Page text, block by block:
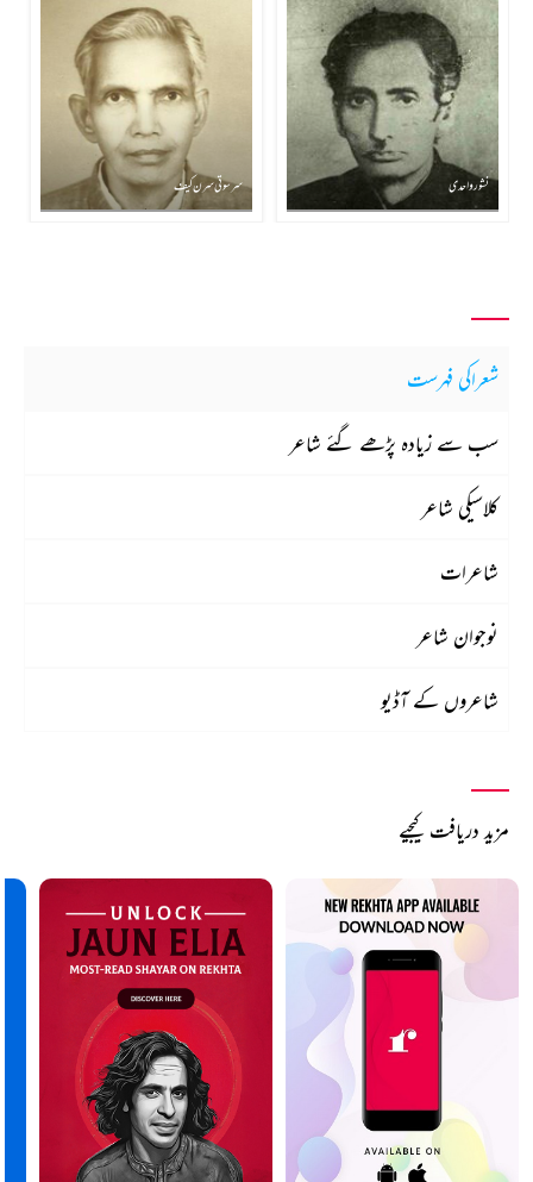
نشور واحدی سرسوتی سرن کیف
شعراکی فہرست
سب سے زیادہ پڑھے گئے شاعر
کلاسیکی شاعر
شاعرات
نوجوان شاعر
شاعروں کے آڈیو
مزید دریافت کیجیے